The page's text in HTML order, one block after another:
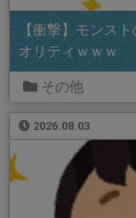
【衝撃】モンス
オリティｗｗｗ
その他
2026.08.03